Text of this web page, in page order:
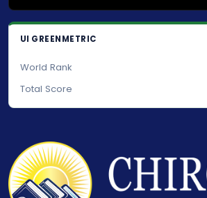
UI GREENMETRIC
World Rank
Total Score